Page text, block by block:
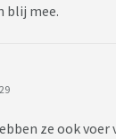
blij mee.
ze ook voer